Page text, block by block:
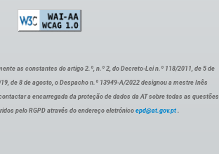
as constantes do artigo 2.º, n.º 2, do Decreto-Lei n.º 118/2011, de 5 de
de 8 de agosto, o Despacho n.º 13949-A/2022 designou a mestre Inês
a encarregada da proteção de dados da AT sobre todas as questões
pelo RGPD através do endereço eletrónico epd@at.gov.pt .